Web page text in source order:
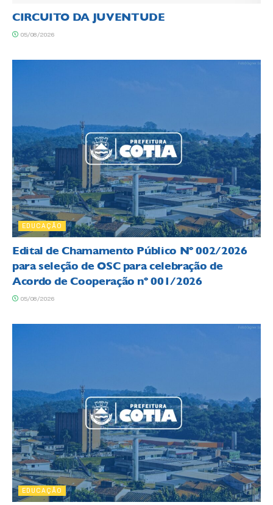
CIRCUITO DA JUVENTUDE
05/08/2026
EDUCAÇÃO
Edital de Chamamento Público Nº 002/2026
para seleção de OSC para celebração de
Acordo de Cooperação nº 001/2026
05/08/2026
EDUCAÇÃO